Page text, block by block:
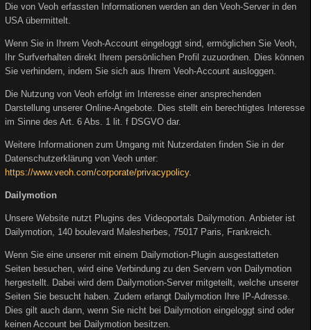
Die von Veoh erfassten Informationen werden an den Veoh-Server in den
USA übermittelt.
Wenn Sie in Ihrem Veoh-Account eingeloggt sind, ermöglichen Sie Veoh,
Ihr Surfverhalten direkt Ihrem persönlichen Profil zuzuordnen. Dies können
Sie verhindern, indem Sie sich aus Ihrem Veoh-Account ausloggen.
Die Nutzung von Veoh erfolgt im Interesse einer ansprechenden
Darstellung unserer Online-Angebote. Dies stellt ein berechtigtes Interesse
im Sinne des Art. 6 Abs. 1 lit. f DSGVO dar.
Weitere Informationen zum Umgang mit Nutzerdaten finden Sie in der
Datenschutzerklärung von Veoh unter:
https://www.veoh.com/corporate/privacypolicy.
Dailymotion
Unsere Website nutzt Plugins des Videoportals Dailymotion. Anbieter ist
Dailymotion, 140 boulevard Malesherbes, 75017 Paris, Frankreich.
Wenn Sie eine unserer mit einem Dailymotion-Plugin ausgestatteten
Seiten besuchen, wird eine Verbindung zu den Servern von Dailymotion
hergestellt. Dabei wird dem Dailymotion-Server mitgeteilt, welche unserer
Seiten Sie besucht haben. Zudem erlangt Dailymotion Ihre IP-Adresse.
Dies gilt auch dann, wenn Sie nicht bei Dailymotion eingeloggt sind oder
keinen Account bei Dailymotion besitzen.